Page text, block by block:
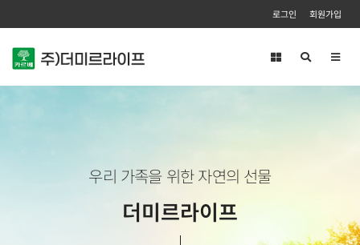
로그인 회원가입
우리 가족을 위한 자연의 선물
더미르라이프